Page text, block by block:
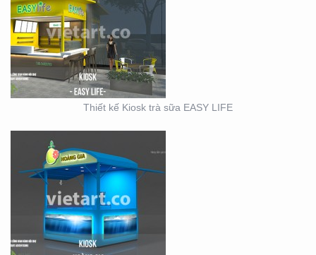
Thiết kế Kiosk trà sữa EASY LIFE
MẪU THIẾT KẾ KIOSK
HOANG GIA
KIOSK CHÁO VINA BABY